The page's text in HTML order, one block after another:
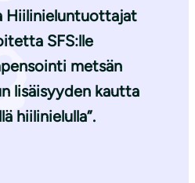
Hiilinieluntuottajat
SFS:lle
metsän
lisäisyyden kautta
hiilinielulla”.